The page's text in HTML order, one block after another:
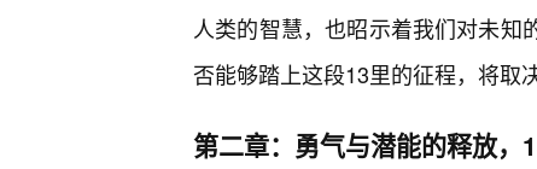
人类的智慧，也昭示着我们对未知
否能够踏上这段13里的征程，将取
第二章：勇气与潜能的释放，